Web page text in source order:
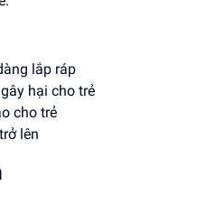
lắp ráp
hại cho trẻ
cho trẻ
lên